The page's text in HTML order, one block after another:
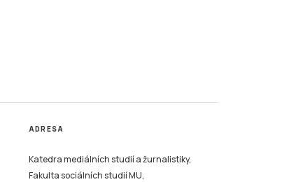
ADRESA
Katedra mediálních studií a žurnalistiky,
Fakulta sociálních studií MU,